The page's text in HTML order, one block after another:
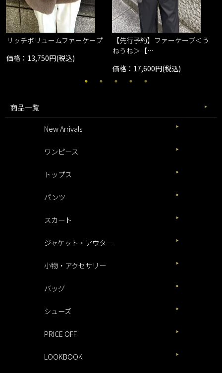
リッチボリュームファーケープ
価格：13,750円(税込)
【先行予約】ファーケープ＜う
ねうね＞【…
価格：17,600円(税込)
商品一覧
New Arrivals
ワンピース
トップス
パンツ
スカート
ジャケット・アウター
小物・アクセサリー
バッグ
シューズ
PRICE OFF
LOOKBOOK